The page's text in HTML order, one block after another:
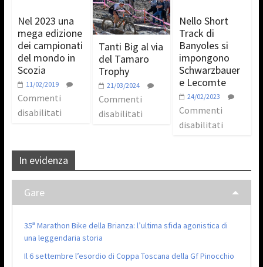
Nel 2023 una
mega edizione
dei campionati
del mondo in
Scozia
11/02/2019
Commenti
disabilitati
Tanti Big al via
del Tamaro
Trophy
21/03/2024
Commenti
disabilitati
Nello Short
Track di
Banyoles si
impongono
Schwarzbauer
e Lecomte
24/02/2023
Commenti
disabilitati
In evidenza
Gare
35ª Marathon Bike della Brianza: l’ultima sfida agonistica di
una leggendaria storia
Il 6 settembre l’esordio di Coppa Toscana della Gf Pinocchio